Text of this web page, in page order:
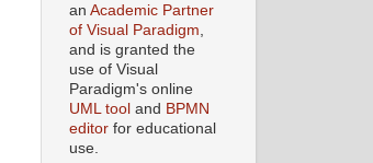
an Academic Partner
of Visual Paradigm
and is granted the
use of Visual
Paradigm's online
UML tool and BPMN
editor for educational
use.